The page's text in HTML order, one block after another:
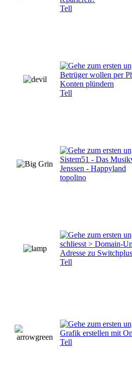
Tell
Betrüger wollen per
Konten plündern
Tell
Sistem51 - Das
Jenssen - Happyland
topolino
schliesst > Domain-
Adresse zu
Tell
Grafik erstellen mit
Tell